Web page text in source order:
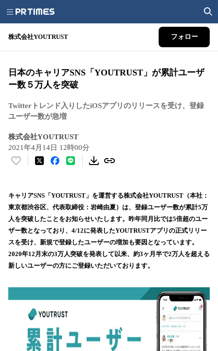
株式会社YOUTRUST フォロー
日本のキャリアSNS「YOUTRUST」が累計ユーザ
ー数５万人を突破
Twitterトレンド入りしたiOSアプリのリリースを受け、登録
ユーザー数が急増
株式会社YOUTRUST
2021年4月14日 12時00分
い
！
数
を
読
込
み
中
す
キャリアSNS「YOUTRUST」を運営する株式会社YOUTRUST（本社：
東京都渋谷区、代表取締役：岩崎由夏）は、登録ユーザー数が累計5万
人を突破したことをお知らせいたします。昨年同月比では5倍超のユー
ザー数となっており、4/12に発表したYOUTRUSTアプリの正式リリー
スを受け、新規で登録したユーザーの増加も要因となっています。
2020年12月末の3万人突破を発表して以来、約3ヶ月半で2万人を超える
新しいユーザーの方にご登録いただいております。